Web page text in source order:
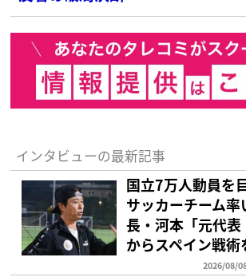
インタビューの最新記事
国立7万人動員を
サッカーチーム率
長・河本「元代
からスペイン戦術
2026/08/